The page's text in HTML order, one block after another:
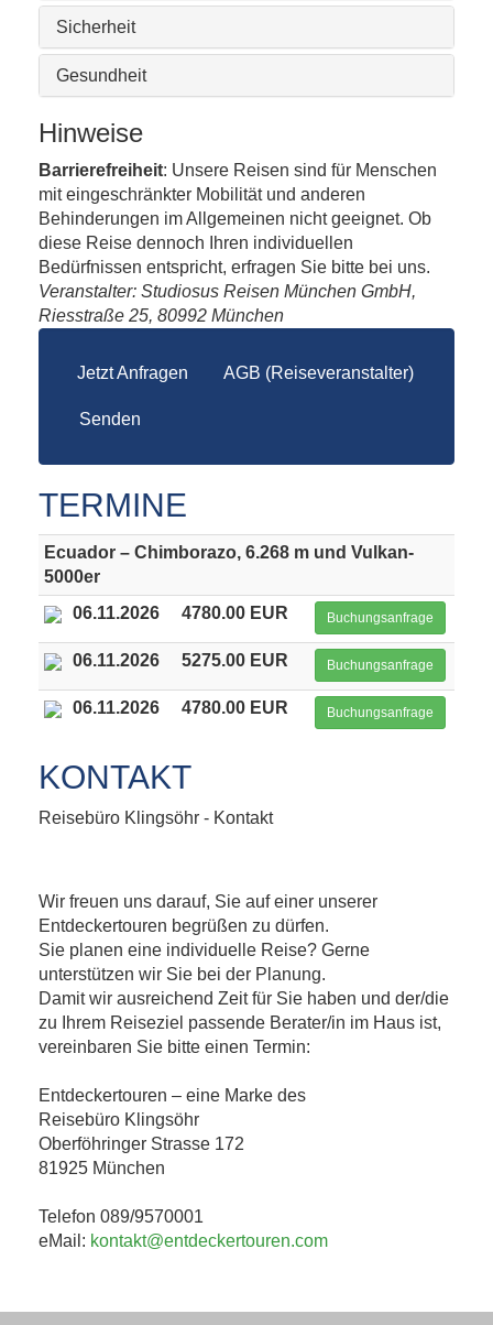
Sicherheit
Gesundheit
Hinweise
Barrierefreiheit: Unsere Reisen sind für Menschen
mit eingeschränkter Mobilität und anderen
Behinderungen im Allgemeinen nicht geeignet. Ob
diese Reise dennoch Ihren individuellen
Bedürfnissen entspricht, erfragen Sie bitte bei uns.
Veranstalter: Studiosus Reisen München GmbH,
Riesstraße 25, 80992 München
Jetzt Anfragen AGB (Reiseveranstalter)
Senden
TERMINE
Ecuador – Chimborazo, 6.268 m und Vulkan-
5000er
06.11.2026
4780.00 EUR Buchungsanfrage
06.11.2026 5275.00 EUR Buchungsanfrage
06.11.2026 4780.00 EUR Buchungsanfrage
KONTAKT
Reisebüro Klingsöhr - Kontakt
Wir freuen uns darauf, Sie auf einer unserer
Entdeckertouren begrüßen zu dürfen.
Sie planen eine individuelle Reise? Gerne
unterstützen wir Sie bei der Planung.
Damit wir ausreichend Zeit für Sie haben und der/die
zu Ihrem Reiseziel passende Berater/in im Haus ist,
vereinbaren Sie bitte einen Termin:
Entdeckertouren – eine Marke des
Reisebüro Klingsöhr
Oberföhringer Strasse 172
81925 München
Telefon 089/9570001
eMail: kontakt@entdeckertouren.com